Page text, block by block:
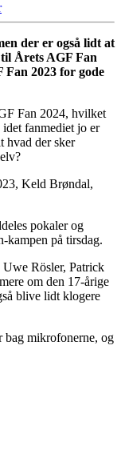
der er også lidt at
Årets AGF Fan
Fan 2023 for gode
Fan 2024, hvilket
fanmediet jo er
hvad der sker
Keld Brøndal,
pokaler og
kampen på tirsdag.
Rösler, Patrick
om den 17-årige
blive lidt klogere
bag mikrofonerne, og